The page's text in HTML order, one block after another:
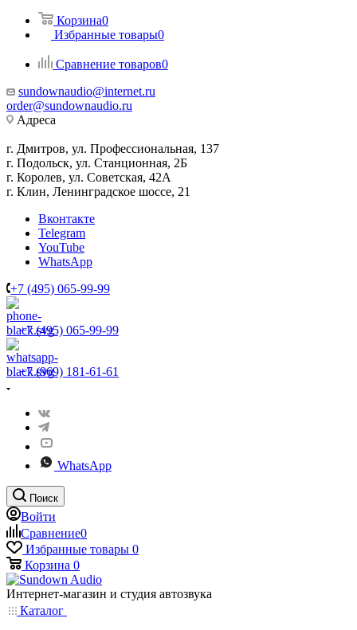
Корзина0
Избранные товары0
Сравнение товаров0
sundownaudio@internet.ru
order@sundownaudio.ru
Адреса
г. Дмитров, ул. Профессиональная, 137
г. Подольск, ул. Станционная, 2Б
г. Королев, ул. Советская, 42А
г. Клин, Ленинградское шоссе, 21
Вконтакте
Telegram
YouTube
WhatsApp
+7 (495) 065-99-99
+7 (495) 065-99-99
+7 (969) 181-61-61
WhatsApp
Поиск
Войти
Сравнение0
Избранные товары 0
Корзина 0
Интернет-магазин и студия автозвука
Каталог